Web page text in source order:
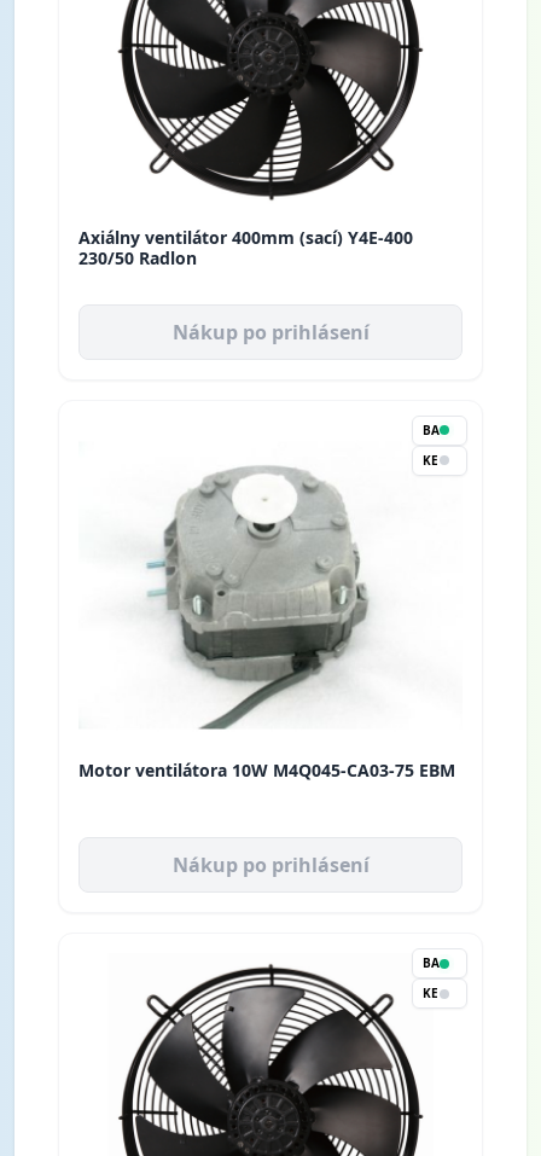
Axiálny ventilátor 400mm (sací) Y4E-400
230/50 Radlon
Nákup po prihlásení
BA
KE
Motor ventilátora 10W M4Q045-CA03-75 EBM
Nákup po prihlásení
BA
KE